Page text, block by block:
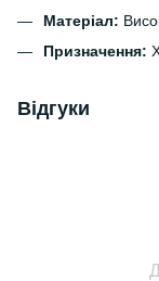
Матеріал:
Призначення:
Відгуки